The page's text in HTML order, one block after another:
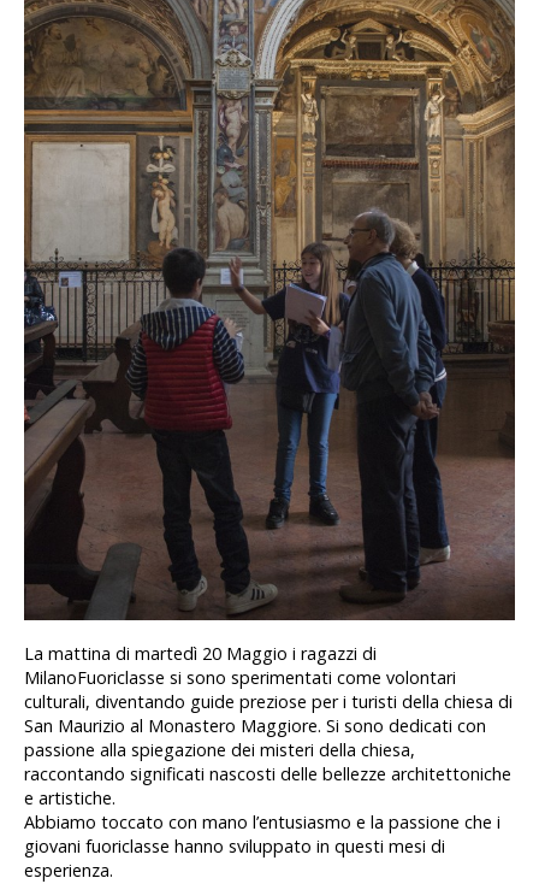
La mattina di martedì 20 Maggio i ragazzi di
MilanoFuoriclasse si sono sperimentati come volontari
culturali, diventando guide preziose per i turisti della chiesa di
San Maurizio al Monastero Maggiore. Si sono dedicati con
passione alla spiegazione dei misteri della chiesa,
raccontando significati nascosti delle bellezze architettoniche
e artistiche.
Abbiamo toccato con mano l’entusiasmo e la passione che i
giovani fuoriclasse hanno sviluppato in questi mesi di
esperienza.